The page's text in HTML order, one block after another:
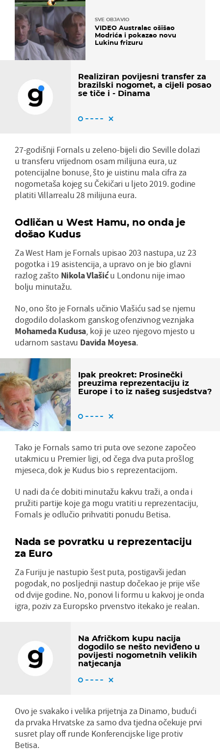
SVE OBJAVIO
VIDEO Australac ošišao
Modrića i pokazao novu
Lukinu frizuru
Realiziran povijesni transfer za
brazilski nogomet, a cijeli posao
se tiče i - Dinama
27-godišnji Fornals u zeleno-bijeli dio Seville dolazi
u transferu vrijednom osam milijuna eura, uz
potencijalne bonuse, što je uistinu mala cifra za
nogometaša kojeg su Čekičari u ljeto 2019. godine
platiti Villarrealu 28 milijuna eura.
Odličan u West Hamu, no onda je
došao Kudus
Za West Ham je Fornals upisao 203 nastupa, uz 23
pogotka i 19 asistencija, a upravo on je bio glavni
razlog zašto Nikola Vlašiću Londonu nije imao
bolju minutažu.
No, ono što je Fornals učinio Vlašiću sad se njemu
dogodilo dolaskom ganskog ofenzivnog veznjaka
Mohameda Kudusa , koji je uzeo njegovo mjesto u
udarnom sastavu Davida Moyesa.
Ipak preokret: Prosinečki
preuzima reprezentaciju iz
Europe i to iz našeg susjedstva?
Tako je Fornals samo tri puta ove sezone započeo
utakmicu u Premier ligi, od čega dva puta prošlog
mjeseca, dok je Kudus bio s reprezentacijom.
U nadi da će dobiti minutažu kakvu traži, a onda i
pružiti partije koje ga mogu vratiti u reprezentaciju,
Fornals je odlučio prihvatiti ponudu Betisa.
Nada se povratku u reprezentaciju
za Euro
Za Furiju je nastupio šest puta, postigavši jedan
pogodak, no posljednji nastup dočekao je prije više
od dvije godine. No, ponovi li formu u kakvoj je onda
igra, poziv za Europsko prvenstvo itekako je realan.
Na Afričkom kupu nacija
dogodilo se nešto neviđeno u
povijesti nogometnih velikih
natjecanja
Ovo je svakako i velika prijetnja za Dinamo, budući
da prvaka Hrvatske za samo dva tjedna očekuje prvi
susret play off runde Konferencijske lige protiv
Betisa.